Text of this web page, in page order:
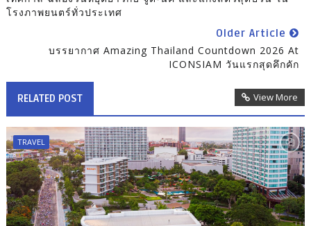
โรงภาพยนตร์ทั่วประเทศ
Older Article
บรรยากาศ Amazing Thailand Countdown 2026 At
ICONSIAM วันแรกสุดคึกคัก
RELATED POST View More
TRAVEL